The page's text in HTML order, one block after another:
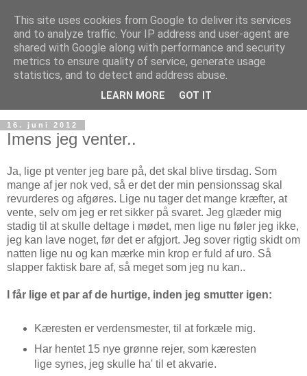
16. juni 2012
Imens jeg venter..
Ja, lige pt venter jeg bare på, det skal blive tirsdag. Som
mange af jer nok ved, så er det der min pensionssag skal
revurderes og afgøres. Lige nu tager det mange kræfter, at
vente, selv om jeg er ret sikker på svaret. Jeg glæder mig
stadig til at skulle deltage i mødet, men lige nu føler jeg ikke,
jeg kan lave noget, før det er afgjort. Jeg sover rigtig skidt om
natten lige nu og kan mærke min krop er fuld af uro. Så
slapper faktisk bare af, så meget som jeg nu kan..
I får lige et par af de hurtige, inden jeg smutter igen:
Kæresten er verdensmester, til at forkæle mig.
Har hentet 15 nye grønne rejer, som kæresten
lige synes, jeg skulle ha' til et akvarie.
This site uses cookies from Google to deliver its services
and to analyze traffic. Your IP address and user-agent are
shared with Google along with performance and security
metrics to ensure quality of service, generate usage
statistics, and to detect and address abuse.
LEARN MORE GOT IT